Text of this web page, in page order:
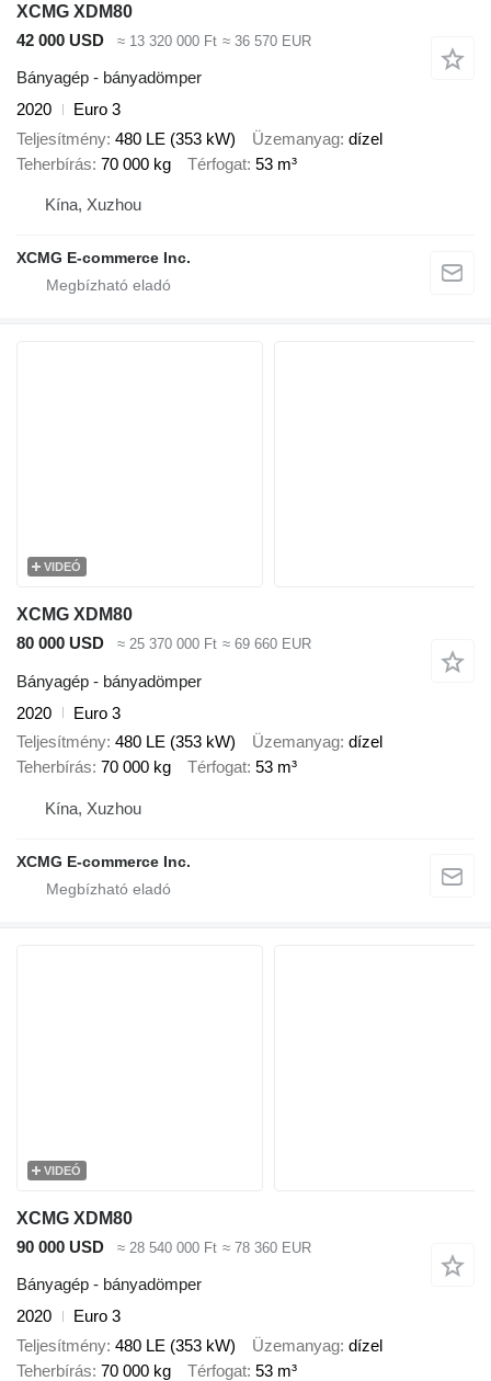
XCMG XDM80
42 000 USD
≈ 13 320 000 Ft ≈ 36 570 EUR
Bányagép - bányadömper
2020
Euro 3
Teljesítmény 480 LE (353 kW) Üzemanyag dízel
Teherbírás 70 000 kg Térfogat 53 m³
Kína, Xuzhou
XCMG E-commerce Inc.
VIDEÓ
XCMG XDM80
80 000 USD
≈ 25 370 000 Ft ≈ 69 660 EUR
Bányagép - bányadömper
2020
Euro 3
Teljesítmény 480 LE (353 kW) Üzemanyag dízel
Teherbírás 70 000 kg Térfogat 53 m³
Kína, Xuzhou
XCMG E-commerce Inc.
VIDEÓ
XCMG XDM80
90 000 USD
≈ 28 540 000 Ft ≈ 78 360 EUR
Bányagép - bányadömper
2020
Euro 3
Teljesítmény 480 LE (353 kW) Üzemanyag dízel
Teherbírás 70 000 kg Térfogat 53 m³